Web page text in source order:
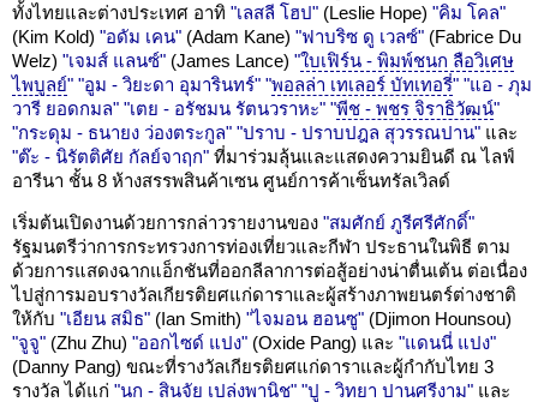
ทั้งไทยและต่างประเทศ อาทิ "เลสลี โฮป" (Leslie Hope) "คิม โคล"
(Kim Kold) "อดัม เคน" (Adam Kane) "ฟาบริซ ดู เวลซ์" (Fabrice Du
Welz) "เจมส์ แลนซ์" (James Lance) "ใบเฟิร์น - พิมพ์ชนก ลือวิเศษ
ไพบูลย์" "อูม - วิยะดา อุมารินทร์" "พอลล่า เทเลอร์ บัทเทอรี่" "แอ - ภุม
วารี ยอดกมล" "เตย - อรัชมน รัตนวราหะ" "พีช - พชร จิราธิวัฒน์"
"กระดุม - ธนายง ว่องตระกูล" "ปราบ - ปราบปฎล สุวรรณปาน" และ
"ต๊ะ - นิรัตติศัย กัลย์จาฤก" ที่มาร่วมลุ้นและแสดงความยินดี ณ ไลฟ์
อารีนา ชั้น 8 ห้างสรรพสินค้าเซน ศูนย์การค้าเซ็นทรัลเวิลด์
เริ่มต้นเปิดงานด้วยการกล่าวรายงานของ "สมศักย์ ภูรีศรีศักดิ์"
รัฐมนตรีว่าการกระทรวงการท่องเที่ยวและกีฬา ประธานในพิธี ตาม
ด้วยการแสดงฉากแอ็กชันที่ออกลีลาการต่อสู้อย่างน่าตื่นเต้น ต่อเนื่อง
ไปสู่การมอบรางวัลเกียรติยศแก่ดาราและผู้สร้างภาพยนตร์ต่างชาติ
ให้กับ "เอียน สมิธ" (Ian Smith) "ไจมอน ฮอนซู" (Djimon Hounsou)
"จูจู" (Zhu Zhu) "ออกไซด์ แปง" (Oxide Pang) และ "แดนนี่ แปง"
(Danny Pang) ขณะที่รางวัลเกียรติยศแก่ดาราและผู้กำกับไทย 3
รางวัล ได้แก่ "นก - สินจัย เปล่งพานิช" "ปู - วิทยา ปานศรีงาม" และ